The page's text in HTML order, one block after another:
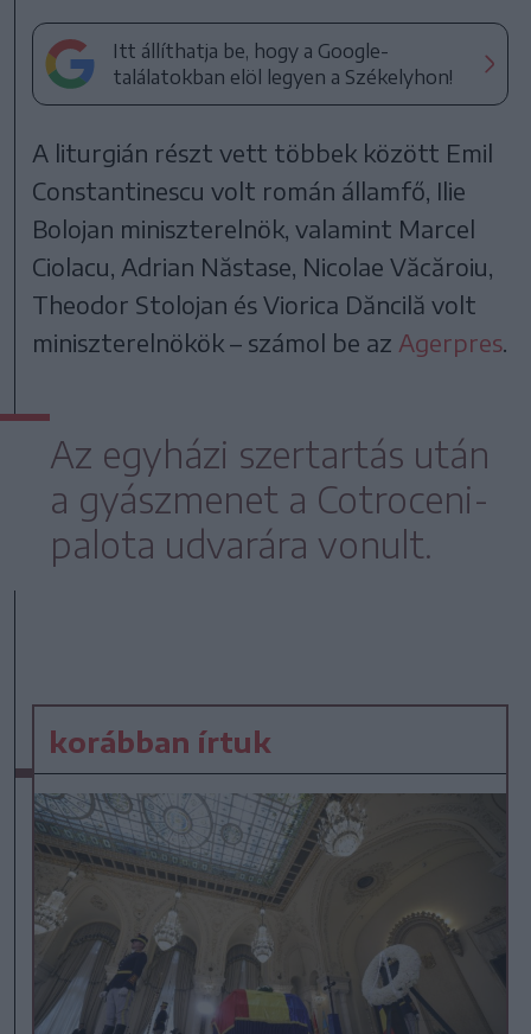
Itt állíthatja be, hogy a Google-
találatokban elöl legyen a Székelyhon!
A liturgián részt vett többek között Emil
Constantinescu volt román államfő, Ilie
Bolojan miniszterelnök, valamint Marcel
Ciolacu, Adrian Năstase, Nicolae Văcăroiu,
Theodor Stolojan és Viorica Dăncilă volt
miniszterelnökök – számol be az Agerpres.
Az egyházi szertartás után
a gyászmenet a Cotroceni-
palota udvarára vonult.
korábban írtuk